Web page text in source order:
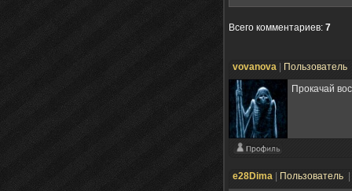
Всего комментариев: 7
vovanova Пользователь
Прокачай
e28Dima Пользователь